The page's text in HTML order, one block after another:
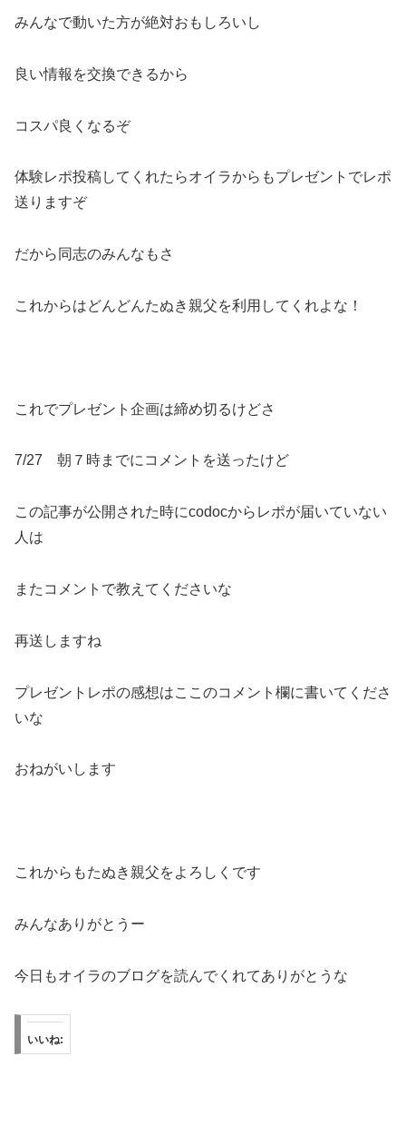
みんなで動いた方が絶対おもしろいし
良い情報を交換できるから
コスパ良くなるぞ
体験レポ投稿してくれたらオイラからもプレゼントでレポ
送りますぞ
だから同志のみんなもさ
これからはどんどんたぬき親父を利用してくれよな！
これでプレゼント企画は締め切るけどさ
7/27 朝７時までにコメントを送ったけど
この記事が公開された時にcodocからレポが届いていない
人は
またコメントで教えてくださいな
再送しますね
プレゼントレポの感想はここのコメント欄に書いてくださ
いな
おねがいします
これからもたぬき親父をよろしくです
みんなありがとうー
今日もオイラのブログを読んでくれてありがとうな
いいね: